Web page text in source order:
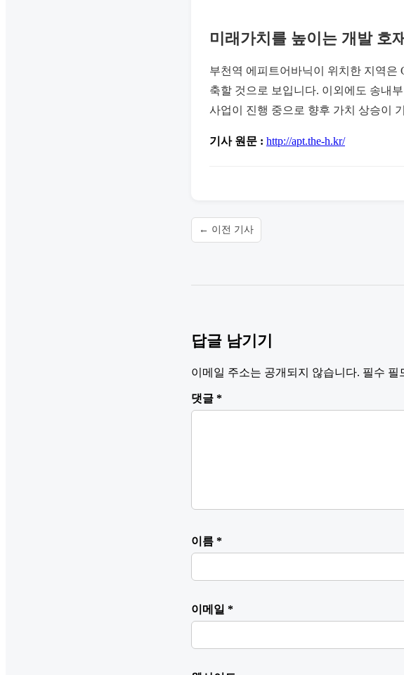
미래가치를 높이는 개발 호재
부천역 에피트어바닉이 위치한 지역
축할 것으로 보입니다. 이외에도 송내
사업이 진행 중으로 향후 가치 상승이
기사 원문 : http://apt.the-h.kr/
← 이전 기사
답글 남기기
이메일 주소는 공개되지 않습니다. 필수 필
댓글 *
이름 *
이메일 *